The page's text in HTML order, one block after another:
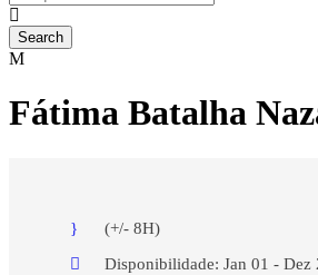
Fátima Batalha
(+/- 8H)
Disponibilidade: Jan 01 - Dez